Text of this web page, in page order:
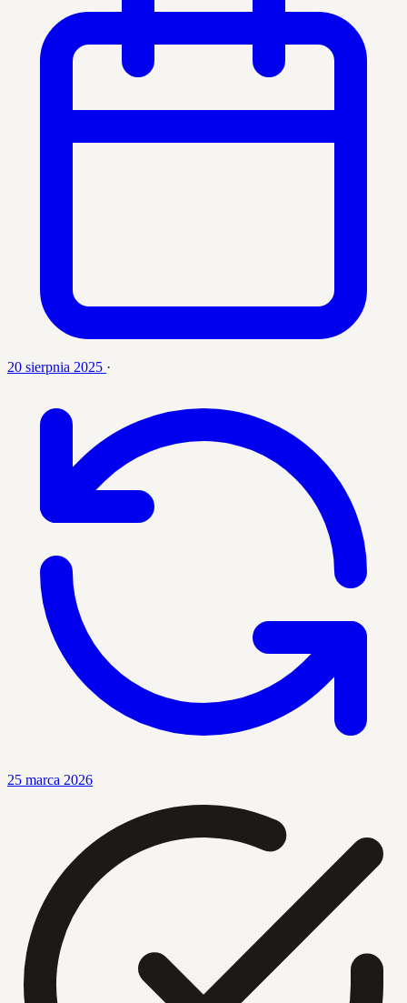
20 sierpnia 2025 ·
25 marca 2026